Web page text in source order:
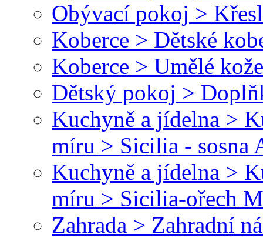
Obývací pokoj >
Koberce > Dětské
Koberce > Umělé
Dětský pokoj >
Kuchyně a jídelna >
míru > Sicilia - sosna
Kuchyně a jídelna >
míru > Sicilia-ořech
Zahrada > Zahradní